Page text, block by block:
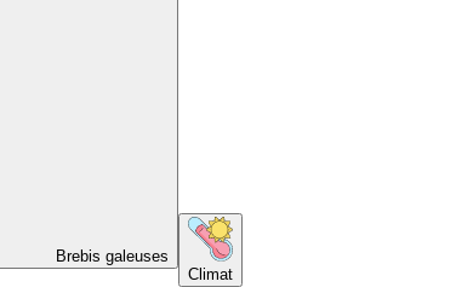
Brebis galeuses
Climat